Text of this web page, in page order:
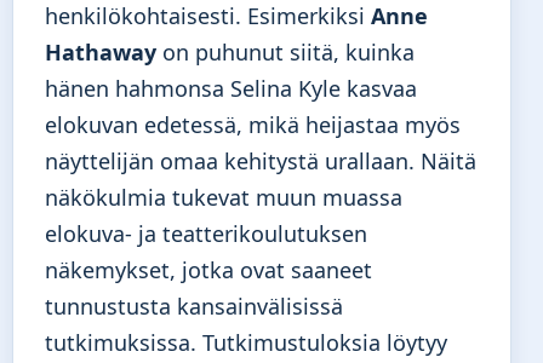
henkilökohtaisesti. Esimerkiksi Anne
Hathaway on puhunut siitä, kuinka
hänen hahmonsa Selina Kyle kasvaa
elokuvan edetessä, mikä heijastaa myös
näyttelijän omaa kehitystä urallaan. Näitä
näkökulmia tukevat muun muassa
elokuva- ja teatterikoulutuksen
näkemykset, jotka ovat saaneet
tunnustusta kansainvälisissä
tutkimuksissa. Tutkimustuloksia löytyy